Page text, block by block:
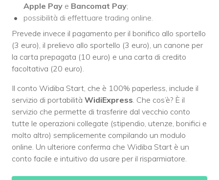
Apple Pay e Bancomat Pay;
possibilità di effettuare trading online.
Prevede invece il pagamento per il bonifico allo sportello
(3 euro), il prelievo allo sportello (3 euro), un canone per
la carta prepagata (10 euro) e una carta di credito
facoltativa (20 euro).
Il conto Widiba Start, che è 100% paperless, include il
servizio di portabilità WidiExpress . Che cos’è? È il
servizio che permette di trasferire dal vecchio conto
tutte le operazioni collegate (stipendio, utenze, bonifici e
molto altro) semplicemente compilando un modulo
online. Un ulteriore conferma che Widiba Start è un
conto facile e intuitivo da usare per il risparmiatore.